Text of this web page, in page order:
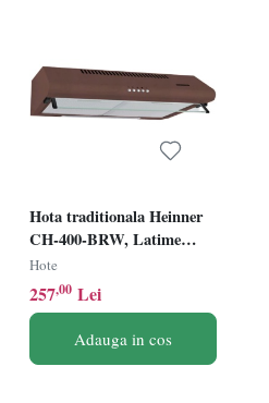
Hota traditionala Heinner
CH-400-BRW, Latime
60cm, Putere de absorbtie
326.4 mc/h, 2 motoare,
Maro
Hote
257,00 Lei
Adauga in cos